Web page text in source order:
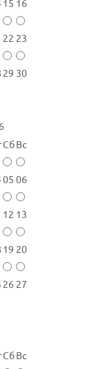
15 16
22 23
29 30
СбВс
05 06
12 13
19 20
26 27
СбВс